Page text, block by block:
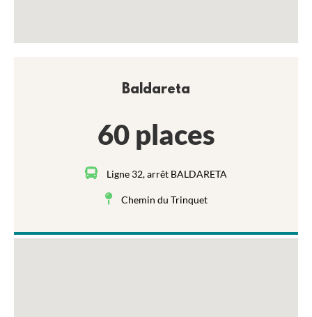
Baldareta
60 places
Ligne 32, arrêt BALDARETA
Chemin du Trinquet